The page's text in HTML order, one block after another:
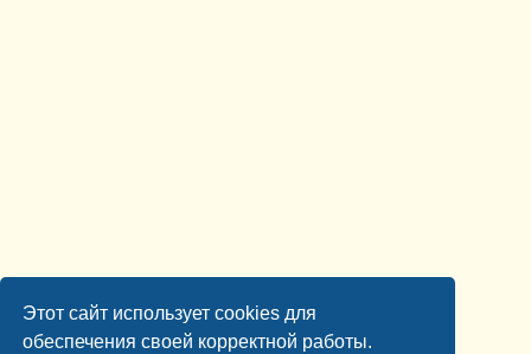
Этот сайт использует cookies для
обеспечения своей корректной работы.